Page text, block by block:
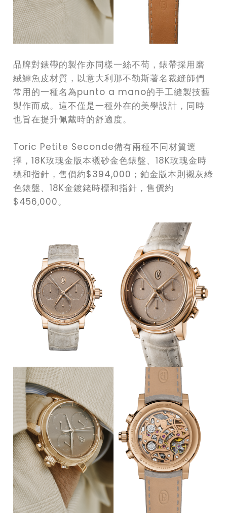
品牌對錶帶的製作亦同樣一絲不苟，錶帶採用磨
絨鱷魚皮材質，以意大利那不勒斯著名裁縫師們
常用的一種名為punto a mano的手工縫製技藝
製作而成。這不僅是一種外在的美學設計，同時
也旨在提升佩戴時的舒適度。
Toric Petite Seconde備有兩種不同材質選
擇，18K玫瑰金版本襯砂金色錶盤、18K玫瑰金時
標和指針，售價約$394,000；鉑金版本則襯灰綠
色錶盤、18K金鍍銠時標和指針，售價約
$456,000。